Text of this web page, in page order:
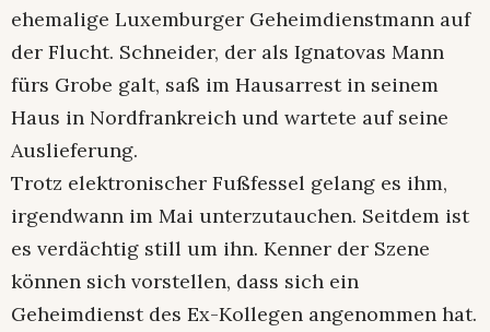
ehemalige Luxemburger Geheimdienstmann auf
der Flucht. Schneider, der als Ignatovas Mann
fürs Grobe galt, saß im Hausarrest in seinem
Haus in Nordfrankreich und wartete auf seine
Auslieferung.
Trotz elektronischer Fußfessel gelang es ihm,
irgendwann im Mai unterzutauchen. Seitdem ist
es verdächtig still um ihn. Kenner der Szene
können sich vorstellen, dass sich ein
Geheimdienst des Ex-Kollegen angenommen hat.